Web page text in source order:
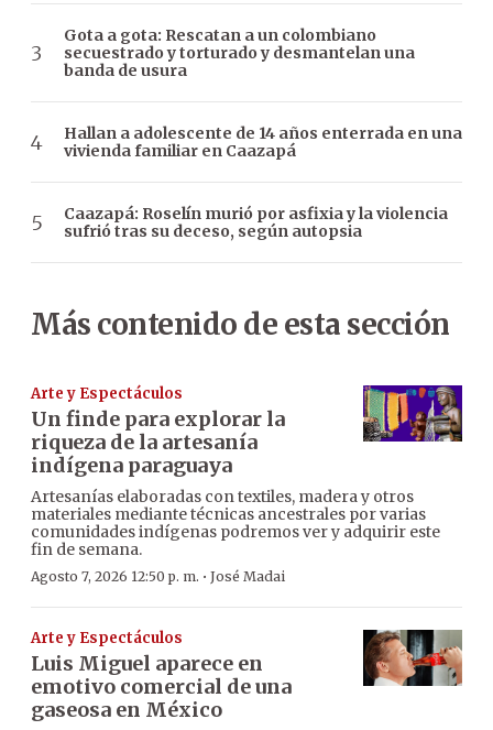
Gota a gota: Rescatan a un colombiano
secuestrado y torturado y desmantelan una
banda de usura
Hallan a adolescente de 14 años enterrada en una
vivienda familiar en Caazapá
Caazapá: Roselín murió por asfixia y la violencia
sufrió tras su deceso, según autopsia
Más contenido de esta sección
Arte y Espectáculos
Un finde para explorar la
riqueza de la artesanía
indígena paraguaya
Artesanías elaboradas con textiles, madera y otros
materiales mediante técnicas ancestrales por varias
comunidades indígenas podremos ver y adquirir este
fin de semana.
Agosto 7, 2026 12:50 p. m. · José Madai
Arte y Espectáculos
Luis Miguel aparece en
emotivo comercial de una
gaseosa en México